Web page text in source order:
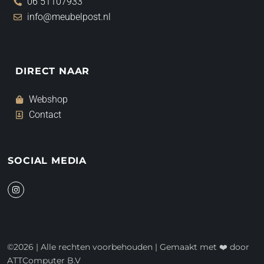
info@meubelpost.nl
DIRECT NAAR
Webshop
Contact
SOCIAL MEDIA
I
n
s
a
m
©2026 | Alle rechten voorbehouden | Gemaakt met ❤️ door
ATTComputer B.V